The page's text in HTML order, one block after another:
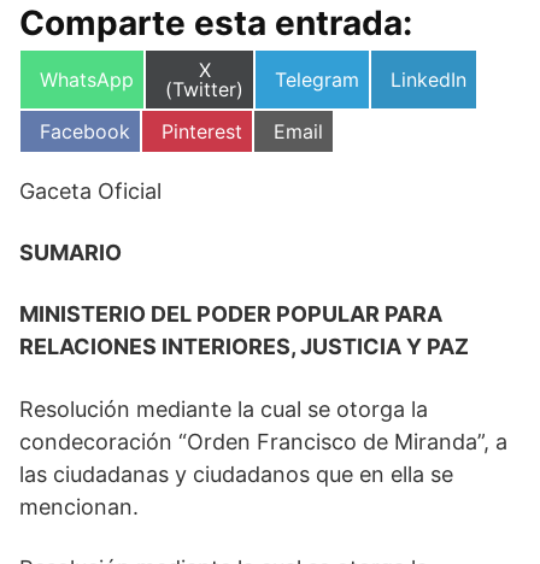
Comparte esta entrada:
Compartir
WhatsApp
Compartir
en
X
(Twitter)
Compartir
Telegram
Compartir
LinkedIn
Compartir
en
Facebook
Compartir
en
Pinterest
Compartir
en
Email
Gaceta Oficial
SUMARIO
MINISTERIO DEL PODER POPULAR PARA
RELACIONES INTERIORES, JUSTICIA Y PAZ
Resolución mediante la cual se otorga la
condecoración “Orden Francisco de Miranda”, a
las ciudadanas y ciudadanos que en ella se
mencionan.